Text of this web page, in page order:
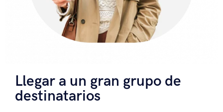
Llegar a un gran grupo de
destinatarios